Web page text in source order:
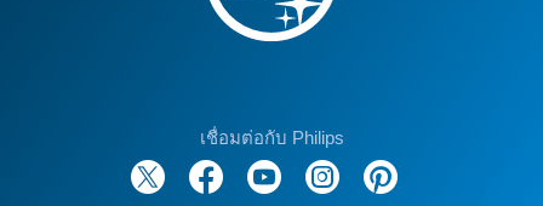
เชื่อมต่อกับ Philips